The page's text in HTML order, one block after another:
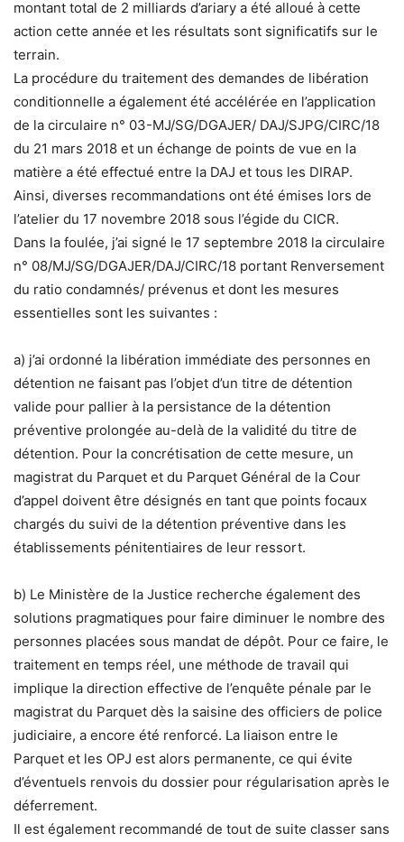
montant total de 2 milliards d’ariary a été alloué à cette
action cette année et les résultats sont significatifs sur le
terrain.
La procédure du traitement des demandes de libération
conditionnelle a également été accélérée en l’application
de la circulaire n° 03-MJ/SG/DGAJER/ DAJ/SJPG/CIRC/18
du 21 mars 2018 et un échange de points de vue en la
matière a été effectué entre la DAJ et tous les DIRAP.
Ainsi, diverses recommandations ont été émises lors de
l’atelier du 17 novembre 2018 sous l’égide du CICR.
Dans la foulée, j’ai signé le 17 septembre 2018 la circulaire
n° 08/MJ/SG/DGAJER/DAJ/CIRC/18 portant Renversement
du ratio condamnés/ prévenus et dont les mesures
essentielles sont les suivantes :
a) j’ai ordonné la libération immédiate des personnes en
détention ne faisant pas l’objet d’un titre de détention
valide pour pallier à la persistance de la détention
préventive prolongée au-delà de la validité du titre de
détention. Pour la concrétisation de cette mesure, un
magistrat du Parquet et du Parquet Général de la Cour
d’appel doivent être désignés en tant que points focaux
chargés du suivi de la détention préventive dans les
établissements pénitentiaires de leur ressort.
b) Le Ministère de la Justice recherche également des
solutions pragmatiques pour faire diminuer le nombre des
personnes placées sous mandat de dépôt. Pour ce faire, le
traitement en temps réel, une méthode de travail qui
implique la direction effective de l’enquête pénale par le
magistrat du Parquet dès la saisine des officiers de police
judiciaire, a encore été renforcé. La liaison entre le
Parquet et les OPJ est alors permanente, ce qui évite
d’éventuels renvois du dossier pour régularisation après le
déferrement.
Il est également recommandé de tout de suite classer sans